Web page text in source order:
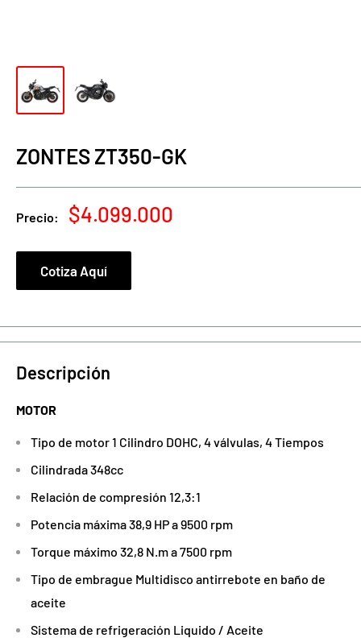
ZONTES ZT350-GK
Precio:
Precio
venta
$4.099.000
Cotiza Aquí
Descripción
MOTOR
Tipo de motor 1 Cilindro DOHC, 4 válvulas, 4 Tiempos
Cilindrada 348cc
Relación de compresión 12,3:1
Potencia máxima 38,9 HP a 9500 rpm
Torque máximo 32,8 N.m a 7500 rpm
Tipo de embrague Multidisco antirrebote en baño de
aceite
Sistema de refrigeración Liquido / Aceite